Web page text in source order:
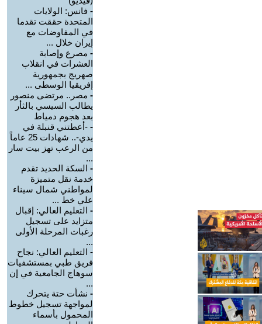
- فانس: الولايات
المتحدة حققت تقدما
في المفاوضات مع
إيران خلال ...
- مصرع وإصابة
العشرات في انقلاب
صهريج بجمهورية
إفريقيا الوسطى ...
- مصر.. مرتضى منصور
يطالب السيسي بالثأر
بعد هجوم دمياط
- -أعطتني قنبلة في
يدي-.. شهادات 25 عاماً
من الرعب تهز بيت سار
...
- السكة الحديد تقدم
خدمة نقل متميزة
لمواطني شمال سيناء
علي خط ...
- التعليم العالي: إقبال
متزايد على تسجيل
رغبات المرحلة الأولى
...
- التعليم العالي: نجاح
فريق طبي بمستشفيات
سوهاج الجامعية في إن
...
- نشأت حتة يتحرك
لمواجهة تسجيل خطوط
المحمول بأسماء